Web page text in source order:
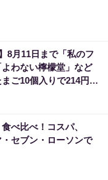
8月11日まで「私のフ
わない檸檬堂」など
ご10個入りで214円な
い。
べ比べ！コスパ、
セブン・ローソンで